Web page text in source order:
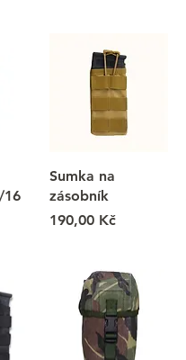
16
Sumka na
zásobník
Cena
190,00 Kč